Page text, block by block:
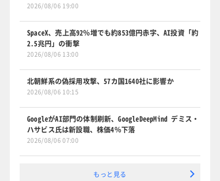
2026/08/06 19:00
SpaceX、売上高92％増でも約853億円赤字、AI投資「約
2.5兆円」の衝撃
2026/08/06 13:00
北朝鮮系の偽採用攻撃、57カ国1640社に影響か
2026/08/06 10:15
GoogleがAI部門の体制刷新、GoogleDeepMind デミス・
ハサビス氏は新設職、株価4％下落
2026/08/06 07:00
もっと見る